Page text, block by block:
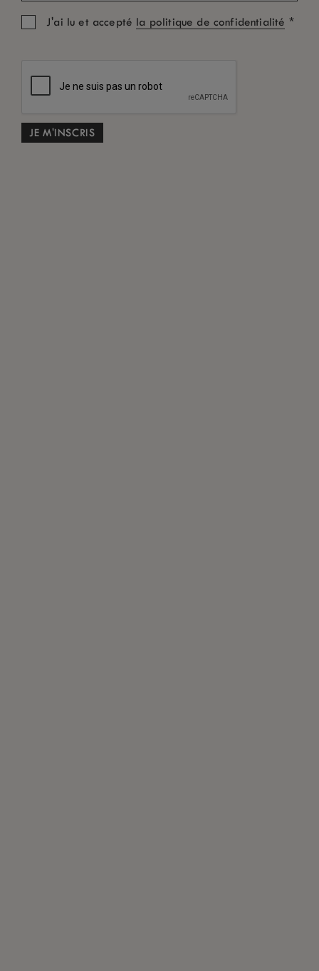
J'ai lu et accepté la politique de confidentialité *